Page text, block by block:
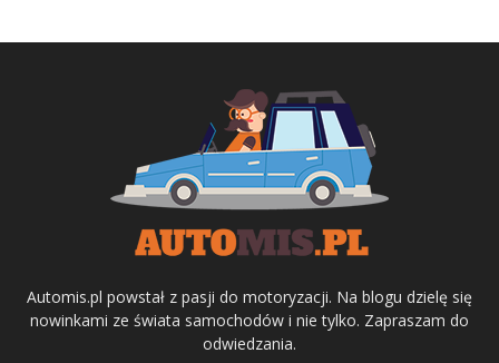
Automis.pl powstał z pasji do motoryzacji. Na blogu dzielę się
nowinkami ze świata samochodów i nie tylko. Zapraszam do
odwiedzania.